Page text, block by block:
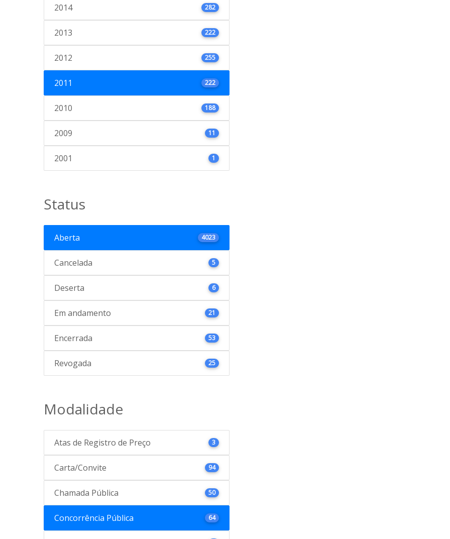
2014 282
2013 222
2012 255
2011 222
2010 188
2009 11
2001 1
Status
Aberta 4023
Cancelada 5
Deserta 6
Em andamento 21
Encerrada 53
Revogada 25
Modalidade
Atas de Registro de Preço 3
Carta/Convite 94
Chamada Pública 50
Concorrência Pública 64